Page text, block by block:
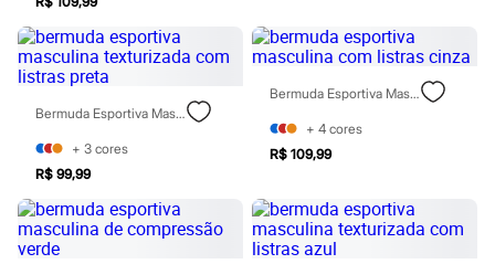
Masculino
Em alta
Dia dos Pais
Inverno
Novidades
Roupas
Camisas
Calças
Casacos e Jaquetas
Jeans
Polos
Bermuda Esportiva Masculina Texturizada Com Listras Preta
+ 3 cores
R$ 99,99
Bermuda Esportiva Masculina Com Listras Cinza
+ 4 cores
R$ 109,99